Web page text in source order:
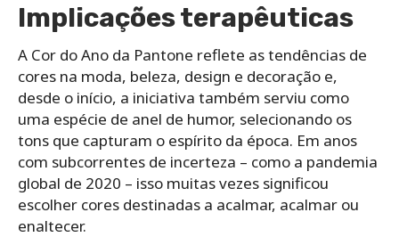
Implicações terapêuticas
A Cor do Ano da Pantone reflete as tendências de
cores na moda, beleza, design e decoração e,
desde o início, a iniciativa também serviu como
uma espécie de anel de humor, selecionando os
tons que capturam o espírito da época. Em anos
com subcorrentes de incerteza – como a pandemia
global de 2020 – isso muitas vezes significou
escolher cores destinadas a acalmar, acalmar ou
enaltecer.